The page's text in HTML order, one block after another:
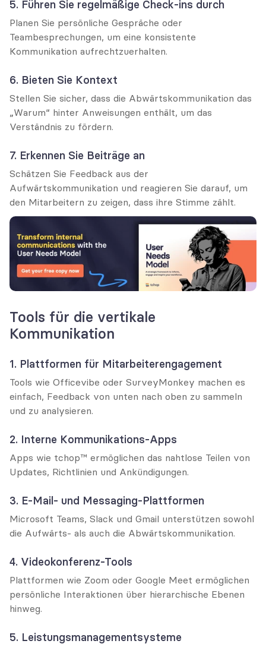
5. Führen Sie regelmäßige Check-ins durch
Planen Sie persönliche Gespräche oder
Teambesprechungen, um eine konsistente
Kommunikation aufrechtzuerhalten.
6. Bieten Sie Kontext
Stellen Sie sicher, dass die Abwärtskommunikation das
„Warum“ hinter Anweisungen enthält, um das
Verständnis zu fördern.
7. Erkennen Sie Beiträge an
Schätzen Sie Feedback aus der
Aufwärtskommunikation und reagieren Sie darauf, um
den Mitarbeitern zu zeigen, dass ihre Stimme zählt.
Tools für die vertikale
Kommunikation
1. Plattformen für Mitarbeiterengagement
Tools wie Officevibe oder SurveyMonkey machen es
einfach, Feedback von unten nach oben zu sammeln
und zu analysieren.
2. Interne Kommunikations-Apps
Apps wie tchop™ ermöglichen das nahtlose Teilen von
Updates, Richtlinien und Ankündigungen.
3. E-Mail- und Messaging-Plattformen
Microsoft Teams, Slack und Gmail unterstützen sowohl
die Aufwärts- als auch die Abwärtskommunikation.
4. Videokonferenz-Tools
Plattformen wie Zoom oder Google Meet ermöglichen
persönliche Interaktionen über hierarchische Ebenen
hinweg.
5. Leistungsmanagementsysteme